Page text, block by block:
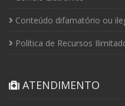
Conteúdo difamatório ou
Política de Recursos
ATENDIMENTO